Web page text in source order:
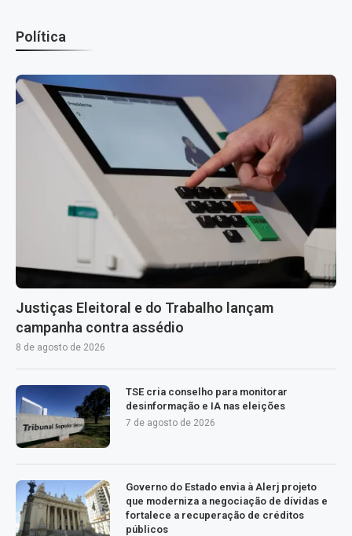
Política
Justiças Eleitoral e do Trabalho lançam
campanha contra assédio
8 de agosto de 2026
TSE cria conselho para monitorar
desinformação e IA nas eleições
7 de agosto de 2026
Governo do Estado envia à Alerj projeto
que moderniza a negociação de dívidas e
fortalece a recuperação de créditos
públicos